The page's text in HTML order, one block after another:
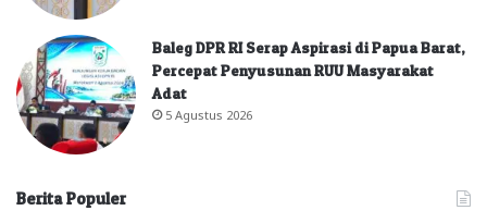
Baleg DPR RI Serap Aspirasi di Papua Barat,
Percepat Penyusunan RUU Masyarakat
Adat
5 Agustus 2026
Berita Populer